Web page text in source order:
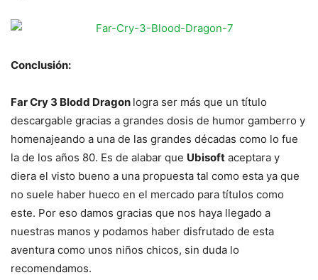
Conclusión:
Far Cry 3 Blodd Dragon logra ser más que un título
descargable gracias a grandes dosis de humor gamberro y
homenajeando a una de las grandes décadas como lo fue
la de los años 80. Es de alabar que Ubisoft aceptara y
diera el visto bueno a una propuesta tal como esta ya que
no suele haber hueco en el mercado para títulos como
este. Por eso damos gracias que nos haya llegado a
nuestras manos y podamos haber disfrutado de esta
aventura como unos niños chicos, sin duda lo
recomendamos.